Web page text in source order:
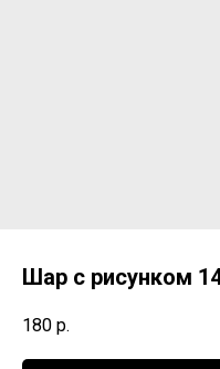
Шар с рисунком
180 р.